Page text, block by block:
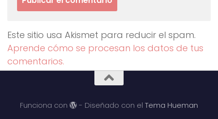
Este sitio usa Akismet para reducir el spam.
Aprende cómo se procesan los datos de tus
comentarios.
Funciona con - Diseñado con el Tema Hueman